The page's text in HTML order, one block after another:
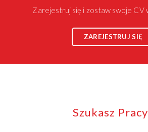
Zarejestruj się i zostaw swoje CV
ZAREJESTRUJ SIĘ
Szukasz